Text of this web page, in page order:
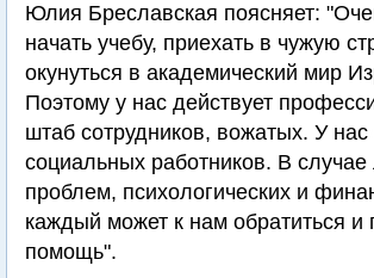
Юлия Бреславская поясняет:
начать учебу, приехать в чужую
окунуться в академический мир
Поэтому у нас действует
штаб сотрудников, вожатых. У нас
социальных работников. В
проблем, психологических и
каждый может к нам обратиться и
помощь".